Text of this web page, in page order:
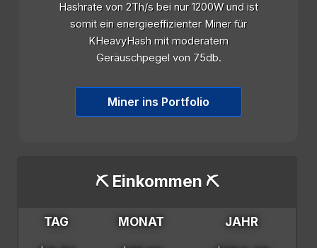
Hashrate von 2Th/s bei nur 1200W und ist
somit ein energieeffizienter Miner für
KHeavyHash mit moderatem
Geräuschpegel von 75db.
Miner ins Portfolio
⛏️ Einkommen ⛏️
TAG MONAT JAHR